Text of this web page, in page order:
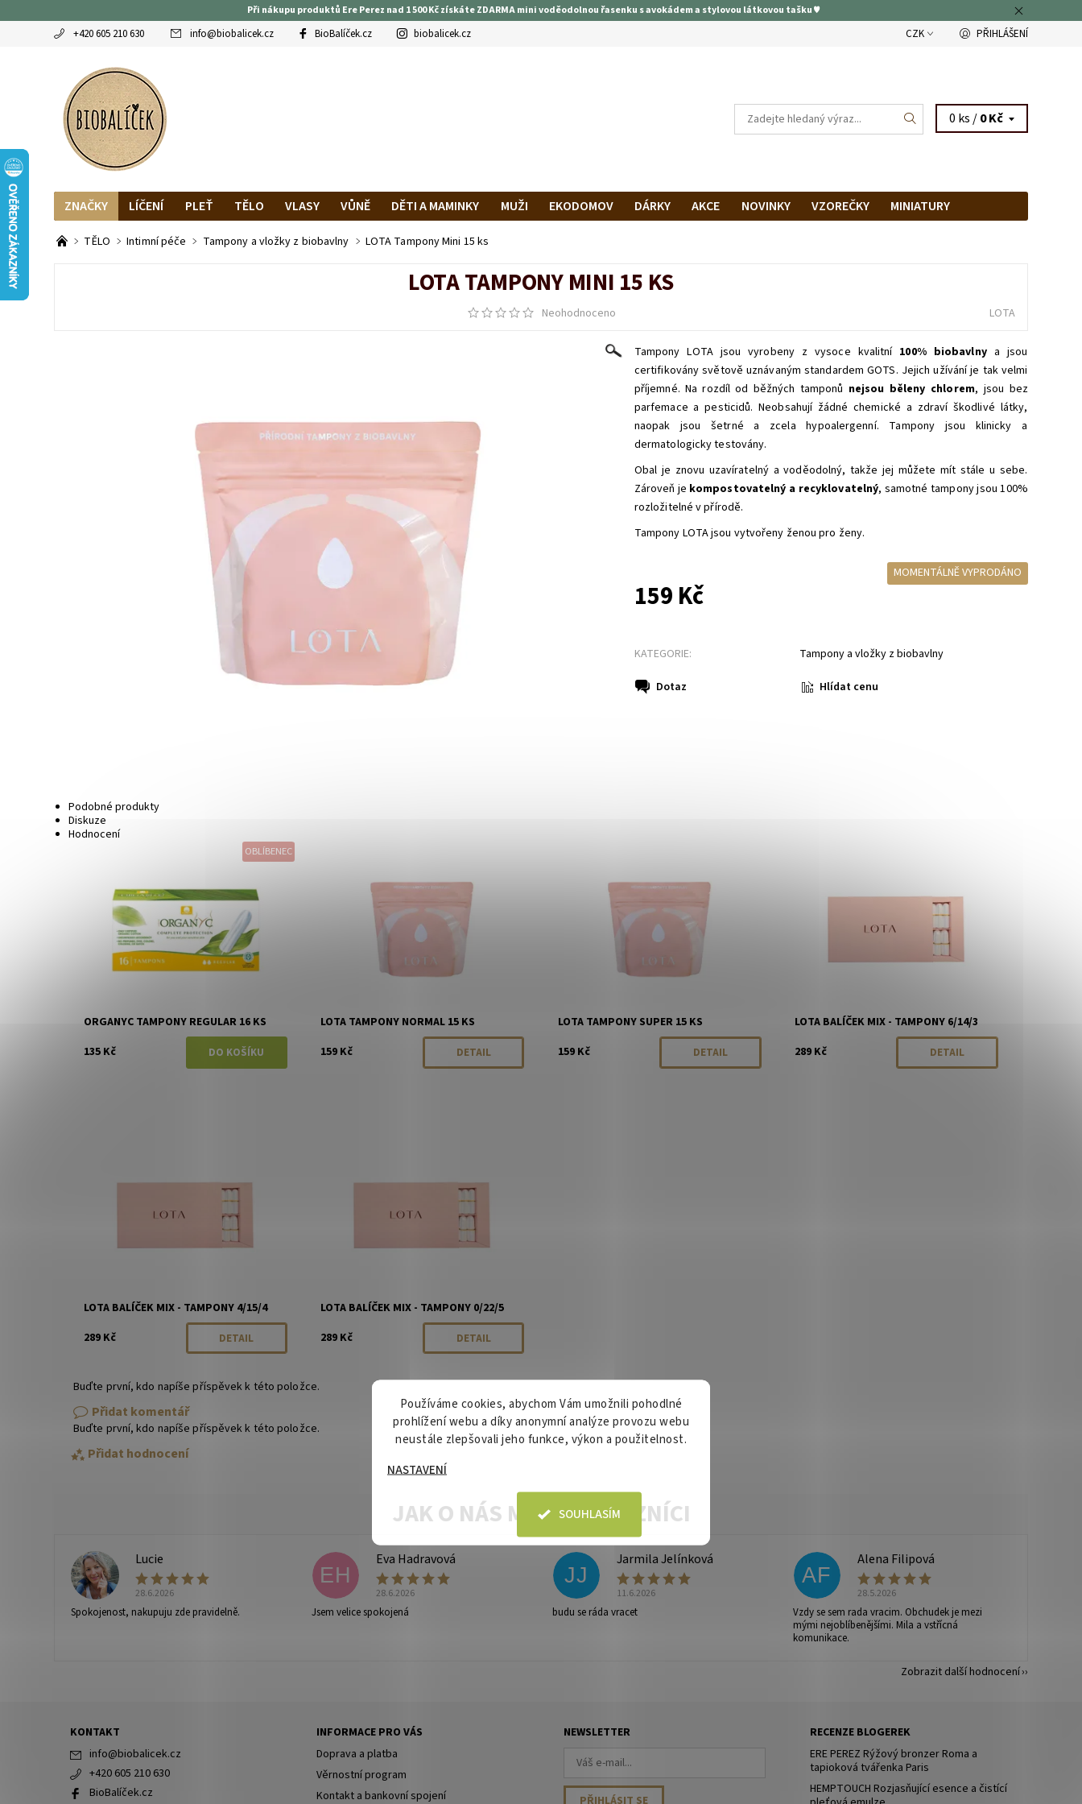
Při nákupu produktů Ere Perez nad 1 500 Kč získáte ZDARMA mini voděodolnou řasenku s avokádem a stylovou látkovou tašku ♥
+420 605 210 630 info@biobalicek.cz BioBalíček.cz biobalicek.cz CZK PŘIHLÁŠENÍ
0 ks /0 Kč
ZNAČKY LÍČENÍ PLEŤ TĚLO VLASY VŮNĚ DĚTI A MAMINKY MUŽI EKODOMOV DÁRKY AKCE NOVINKY VZOREČKY
MINIATURY
OBLÍBENCI
MAGAZÍN RECENZE BLOGEREK DOPRAVA A PLATBA HODNOCENÍ OBCHODU
TĚLO Intimní péče Tampony a vložky z biobavlny LOTA Tampony Mini 15 ks
LOTA TAMPONY MINI 15 KS
Neohodnoceno LOTA
Tampony LOTA jsou vyrobeny z vysoce kvalitní 100% biobavlnya jsou
certifikovány světově uznávaným standardem GOTS. Jejich užívání je tak velmi
příjemné. Na rozdíl od běžných tamponů nejsou běleny chlorem, jsou bez
parfemace a pesticidů. Neobsahují žádné chemické a zdraví škodlivé látky,
naopak jsou šetrné a zcela hypoalergenní. Tampony jsou klinicky a
dermatologicky testovány.
Obal je znovu uzavíratelný a voděodolný, takže jej můžete mít stále u sebe.
Zároveň je kompostovatelný a recyklovatelný, samotné tampony jsou 100%
rozložitelné v přírodě.
Tampony LOTA jsou vytvořeny ženou pro ženy.
MOMENTÁLNĚ VYPRODÁNO
159 Kč
KATEGORIE: Tampony a vložky z biobavlny
Dotaz Hlídat cenu
Podobné produkty
Diskuze
Hodnocení
OBLÍBENEC
ORGANYC TAMPONY REGULAR 16 KS
135 Kč
LOTA TAMPONY NORMAL 15 KS
159 Kč
DETAIL
LOTA TAMPONY SUPER 15 KS
159 Kč
DETAIL
LOTA BALÍČEK MIX - TAMPONY 6/14/3
289 Kč
DETAIL
LOTA BALÍČEK MIX - TAMPONY 4/15/4
289 Kč
DETAIL
LOTA BALÍČEK MIX - TAMPONY 0/22/5
289 Kč
DETAIL
Buďte první, kdo napíše příspěvek k této položce.
Přidat komentář
Buďte první, kdo napíše příspěvek k této položce.
Přidat hodnocení
L
Lucie
28.6.2026
Spokojenost, nakupuju zde pravidelně.
EH
Eva Hadravová
28.6.2026
Jsem velice spokojená
JJ
Jarmila Jelínková
11.6.2026
budu se ráda vracet
AF
Alena Filipová
28.5.2026
Vzdy se sem rada vracim. Obchudek je mezi
mými nejoblíbenějšími. Mila a vstřícná
komunikace.
Zobrazit další hodnocení
KONTAKT
info@biobalicek.cz
+420 605 210 630
BioBalíček.cz
INFORMACE PRO VÁS
Doprava a platba
Věrnostní program
Kontakt a bankovní spojení
NEWSLETTER
RECENZE BLOGEREK
ERE PEREZ Rýžový bronzer Roma a
tapioková tvářenka Paris
HEMPTOUCH Rozjasňující esence a čistící
Používáme cookies, abychom Vám umožnili pohodlné
prohlížení webu a díky anonymní analýze provozu webu
neustále zlepšovali jeho funkce, výkon a použitelnost.
NASTAVENÍ
SOUHLASÍM